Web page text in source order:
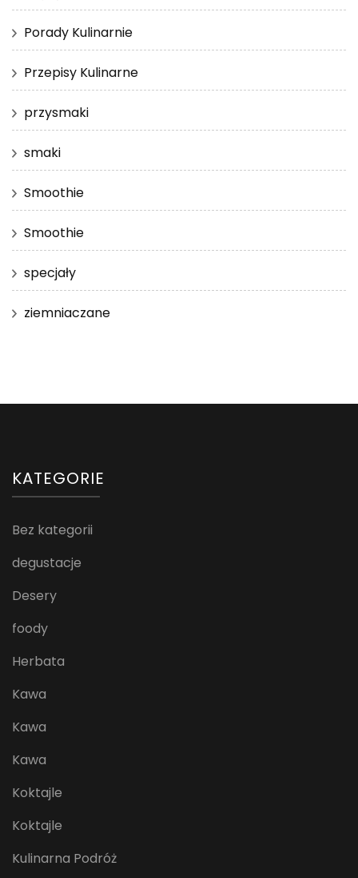
Porady Kulinarnie
Przepisy Kulinarne
przysmaki
smaki
Smoothie
Smoothie
specjały
ziemniaczane
KATEGORIE
Bez kategorii
degustacje
Desery
foody
Herbata
Kawa
Kawa
Kawa
Koktajle
Koktajle
Kulinarna Podróż